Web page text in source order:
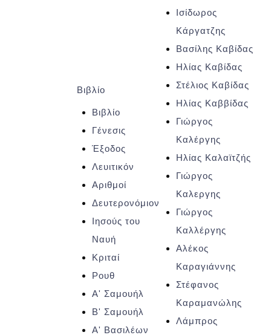
Βιβλίο
Βιβλίο
Γένεσις
Έξοδος
Λευιτικόν
Αριθμοί
Δευτερονόμιον
Ιησούς του
Ναυή
Κριταί
Ρουθ
Α' Σαμουήλ
Β' Σαμουήλ
Α' Βασιλέων
Ισίδωρος
Κάργατζης
Βασίλης Καβίδας
Ηλίας Καβίδας
Στέλιος Καβίδας
Ηλίας Καββίδας
Γιώργος
Καλέργης
Ηλίας Καλαϊτζής
Γιώργος
Καλεργης
Γιώργος
Καλλέργης
Αλέκος
Καραγιάννης
Στέφανος
Καραμανώλης
Λάμπρος